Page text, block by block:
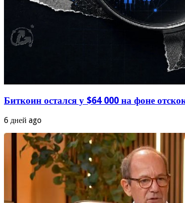
Биткоин остался у $64 000 на фоне
6 дней ago